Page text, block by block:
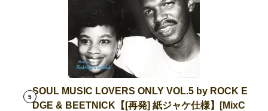
5
SOUL MUSIC LOVERS ONLY VOL.5 by ROCK E
DGE & BEETNICK【[再発] 紙ジャケ仕様】[MixC